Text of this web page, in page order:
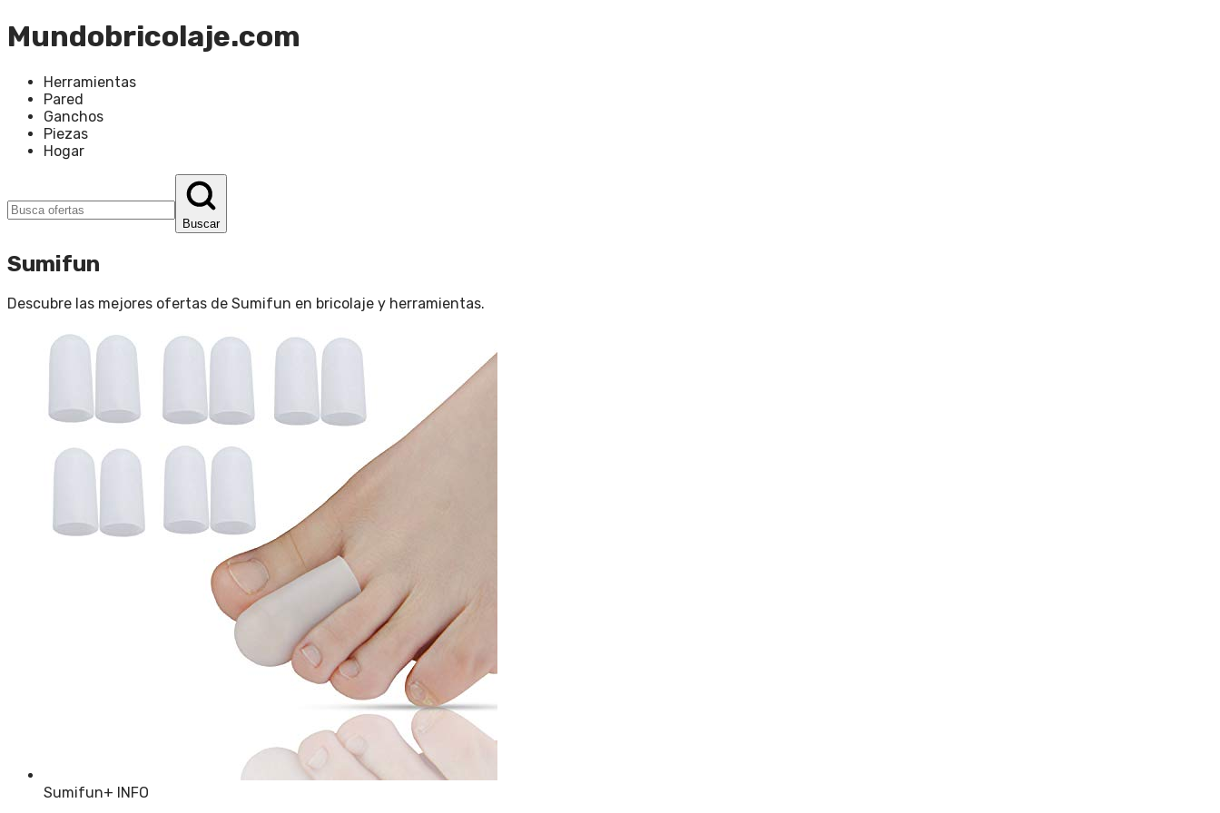
Mundobricolaje.com
Herramientas
Pared
Ganchos
Piezas
Hogar
Buscar
Sumifun
Descubre las mejores ofertas de Sumifun en bricolaje y herramientas.
Sumifun+ INFO